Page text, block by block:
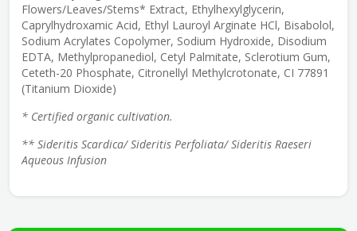
Flowers/Leaves/Stems* Extract, Ethylhexylglycerin,
Caprylhydroxamic Acid, Ethyl Lauroyl Arginate HCl, Bisabolol,
Sodium Acrylates Copolymer, Sodium Hydroxide, Disodium
EDTA, Methylpropanediol, Cetyl Palmitate, Sclerotium Gum,
Ceteth-20 Phosphate, Citronellyl Methylcrotonate, CI 77891
(Titanium Dioxide)
* Certified organic cultivation.
** Sideritis Scardica/ Sideritis Perfoliata/ Sideritis Raeseri
Aqueous Infusion